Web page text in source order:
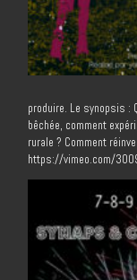
produire. Le synopsis :
bêchée, comment
rurale ? Comment
https://vimeo.com/